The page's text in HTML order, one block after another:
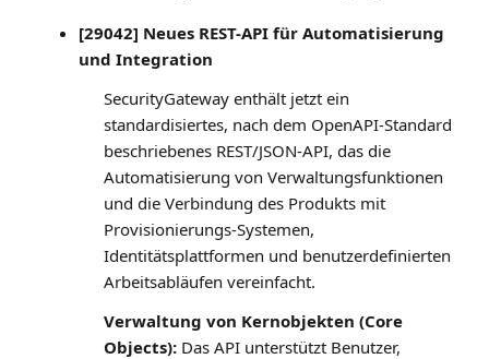
[29042] Neues REST-API für Automatisierung
und Integration
SecurityGateway enthält jetzt ein
standardisiertes, nach dem OpenAPI-Standard
beschriebenes REST/JSON-API, das die
Automatisierung von Verwaltungsfunktionen
und die Verbindung des Produkts mit
Provisionierungs-Systemen,
Identitätsplattformen und benutzerdefinierten
Arbeitsabläufen vereinfacht.
Verwaltung von Kernobjekten (Core
Objects):Das API unterstützt Benutzer,